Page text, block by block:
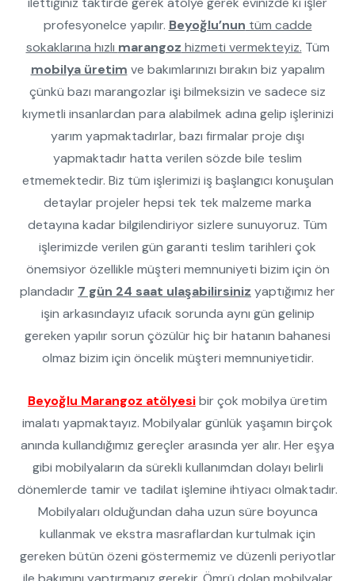
profesyonelce yapılır. Beyoğlu’nun tüm cadde
sokaklarına hızlı marangoz hizmeti vermekteyiz. Tüm
mobilya üretim ve bakımlarınızı bırakın biz yapalım
çünkü bazı marangozlar işi bilmeksizin ve sadece siz
kıymetli insanlardan para alabilmek adına gelip işlerinizi
yarım yapmaktadırlar, bazı firmalar proje dışı
yapmaktadır hatta verilen sözde bile teslim
etmemektedir. Biz tüm işlerimizi iş başlangıcı konuşulan
detaylar projeler hepsi tek tek malzeme marka
detayına kadar bilgilendiriyor sizlere sunuyoruz. Tüm
işlerimizde verilen gün garanti teslim tarihleri çok
önemsiyor özellikle müşteri memnuniyeti bizim için ön
plandadır 7 gün 24 saat ulaşabilirsiniz yaptığımız her
işin arkasındayız ufacık sorunda aynı gün gelinip
gereken yapılır sorun çözülür hiç bir hatanın bahanesi
olmaz bizim için öncelik müşteri memnuniyetidir.
Beyoğlu Marangoz atölyesibir çok mobilya üretim
imalatı yapmaktayız. Mobilyalar günlük yaşamın birçok
anında kullandığımız gereçler arasında yer alır. Her eşya
gibi mobilyaların da sürekli kullanımdan dolayı belirli
dönemlerde tamir ve tadilat işlemine ihtiyacı olmaktadır.
Mobilyaları olduğundan daha uzun süre boyunca
kullanmak ve ekstra masraflardan kurtulmak için
gereken bütün özeni göstermemiz ve düzenli periyotlar